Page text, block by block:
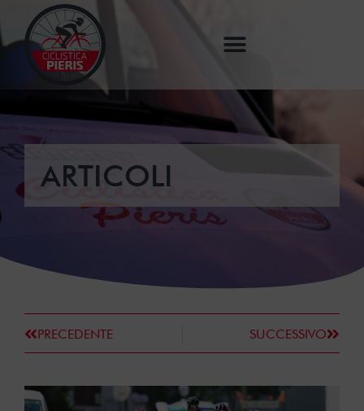
ARTICOLI
PRECEDENTE SUCCESSIVO